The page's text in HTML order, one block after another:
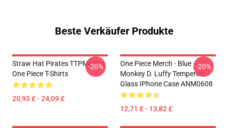
Beste Verkäufer Produkte
Straw Hat Pirates TTPM0104
One Piece T-Shirts
20,93 £ - 24,09 £
-20%
One Piece Merch - Blue
Monkey D. Luffy Tempered
Glass IPhone Case ANM0608
12,71 £ - 13,82 £
-20%